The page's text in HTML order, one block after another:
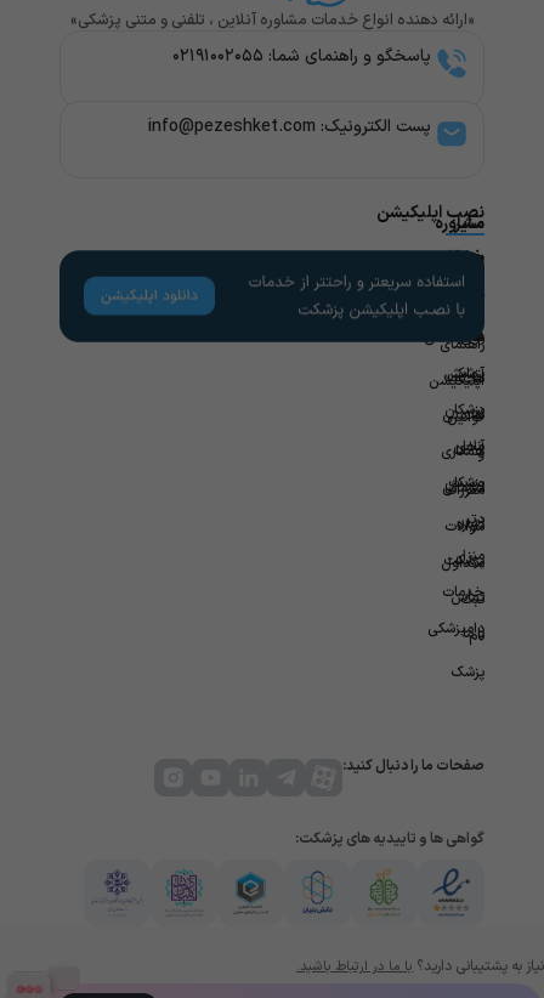
«ارائه دهنده انواع خدمات مشاوره آنلاین ، تلفنی و متنی پزشکی»
پاسخگو و راهنمای شما: ۰۲۱۹۱۰۰۲۰۵۵
پست الکترونیک: info@pezeshket.com​
مشاوره
پزشکی
تخصص
های
پزشکی
پزشکان
آنلاین
پزشکان
برتر
سایر
خدمات
مشاوره
روانشناسی
آزمایش
در
محل
ویزیت
در
منزل
خدمات
دامپزشکی
راهنمای
کاربران
راهنمای
اپلیکیشن
قوانین
و
مقررات
سوالات
متداول
ثبت
نام
پزشک
لینک
های
مفید
مجله
سلامتی
همکاری
سازمانی
درباره
پزشکت
تماس
با ما
نصب اپلیکیشن
صفحات ما را دنبال کنید:
گواهی ها و تاییدیه های پزشکت:
نیاز به پشتیبانی دارید؟ با ما در ارتباط باشید.